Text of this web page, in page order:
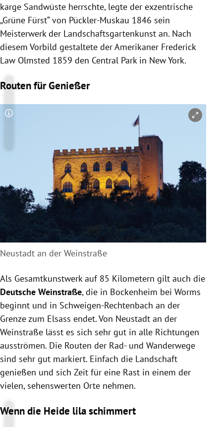
karge Sandwüste herrschte, legte der exzentrische
„Grüne Fürst“ von Pückler-Muskau 1846 sein
Meisterwerk der Landschaftsgartenkunst an. Nach
diesem Vorbild gestaltete der Amerikaner Frederick
Law Olmsted 1859 den Central Park in New York.
Routen für Genießer
Copyright-Hinweis öffnen/schließen
Neustadt an der Weinstraße
Als Gesamtkunstwerk auf 85 Kilometern gilt auch die
Deutsche Weinstraße, die in Bockenheim bei Worms
beginnt und in Schweigen-Rechtenbach an der
Grenze zum Elsass endet. Von Neustadt an der
Weinstraße lässt es sich sehr gut in alle Richtungen
ausströmen. Die Routen der Rad- und Wanderwege
sind sehr gut markiert. Einfach die Landschaft
genießen und sich Zeit für eine Rast in einem der
vielen, sehenswerten Orte nehmen.
Wenn die Heide lila schimmert